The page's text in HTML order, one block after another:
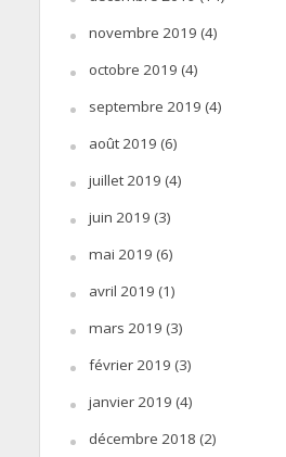
novembre 2019 (4)
octobre 2019 (4)
septembre 2019 (4)
août 2019 (6)
juillet 2019 (4)
juin 2019 (3)
mai 2019 (6)
avril 2019 (1)
mars 2019 (3)
février 2019 (3)
janvier 2019 (4)
décembre 2018 (2)